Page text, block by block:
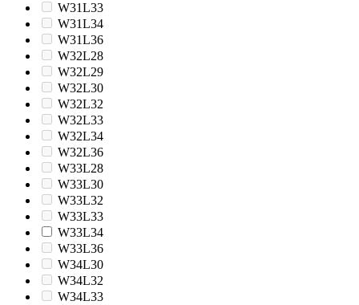
W31L33
W31L34
W31L36
W32L28
W32L29
W32L30
W32L32
W32L33
W32L34
W32L36
W33L28
W33L30
W33L32
W33L33
W33L34
W33L36
W34L30
W34L32
W34L33